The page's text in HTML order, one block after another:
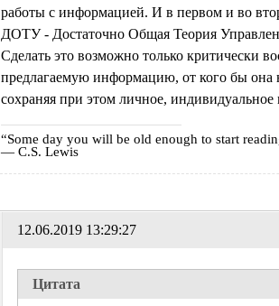
работы с информацией. И в первом и во
ДОТУ - Достаточно Общая Теория
Сделать это возможно только критически
предлагаемую информацию, от кого бы она
сохраняя при этом личное,
“Some day you will be old enough to start
― C.S. Lewis
12.06.2019 13:29:27
Цитата